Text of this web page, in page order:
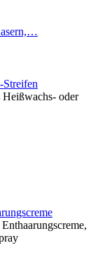
Streifen
oder